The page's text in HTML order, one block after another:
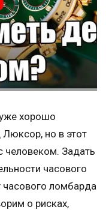
хорошо
но в этот
человеком. Задать
часового
ломбарда
о рисках,